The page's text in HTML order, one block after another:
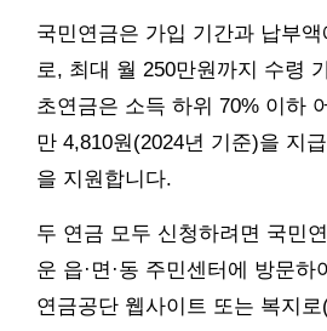
국민연금은 가입 기간과 납부
로, 최대 월 250만원까지 수령
초연금은 소득 하위 70% 이하
만 4,810원(2024년 기준)을 지
을 지원합니다.
두 연금 모두 신청하려면 국민
운 읍·면·동 주민센터에 방문하
연금공단 웹사이트 또는 복지